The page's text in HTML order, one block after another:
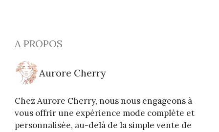
A PROPOS
Aurore Cherry
Chez Aurore Cherry, nous nous engageons à
vous offrir une expérience mode complète et
personnalisée, au-delà de la simple vente de